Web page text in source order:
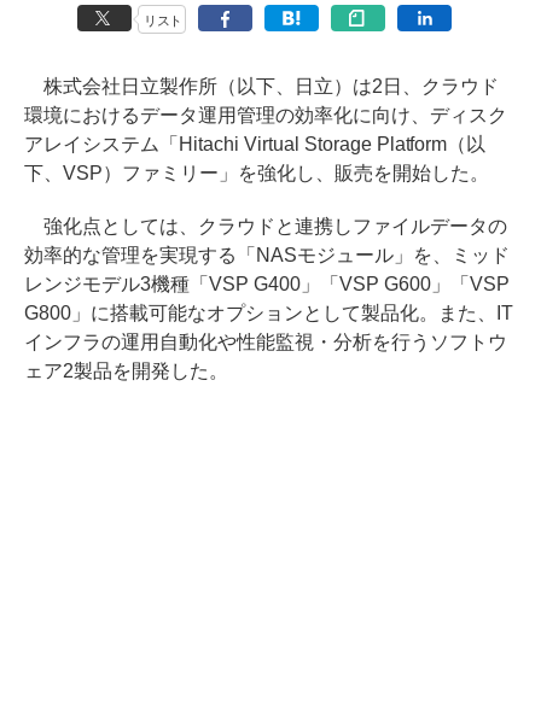
リスト
株式会社日立製作所（以下、日立）は2日、クラウド
環境におけるデータ運用管理の効率化に向け、ディスク
アレイシステム「Hitachi Virtual Storage Platform（以
下、VSP）ファミリー」を強化し、販売を開始した。
強化点としては、クラウドと連携しファイルデータの
効率的な管理を実現する「NASモジュール」を、ミッド
レンジモデル3機種「VSP G400」「VSP G600」「VSP
G800」に搭載可能なオプションとして製品化。また、IT
インフラの運用自動化や性能監視・分析を行うソフトウ
ェア2製品を開発した。